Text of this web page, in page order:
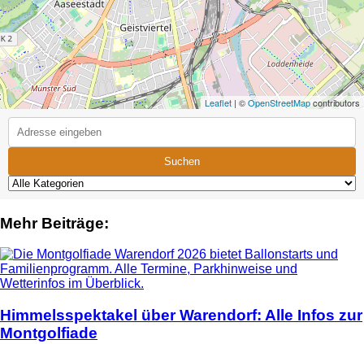
Leaflet | ©OpenStreetMapcontributors
Suchen
Mehr Beiträge:
Himmelsspektakel über Warendorf: Alle Infos zur
Montgolfiade